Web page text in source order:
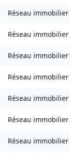
Réseau immobilier
Réseau immobilier
Réseau immobilier
Réseau immobilier
Réseau immobilier
Réseau immobilier
Réseau immobilier